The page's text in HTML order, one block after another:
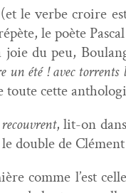
le verbe croire
le poète
du peu,
un été ! avec
toute cette
, lit-on dans
dou­ble de
comme l’est